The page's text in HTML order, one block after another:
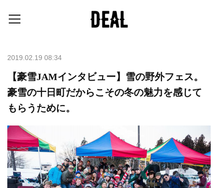
2019.02.19 08:34
【豪雪JAMインタビュー】雪の野外フェス。
豪雪の十日町だからこその冬の魅力を感じて
もらうために。